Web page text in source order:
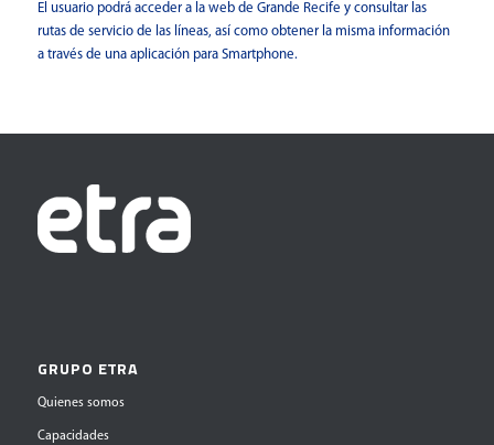
El usuario podrá acceder a la web de Grande Recife y consultar las
rutas de servicio de las líneas, así como obtener la misma información
a través de una aplicación para Smartphone.
GRUPO ETRA
Quienes somos
Capacidades